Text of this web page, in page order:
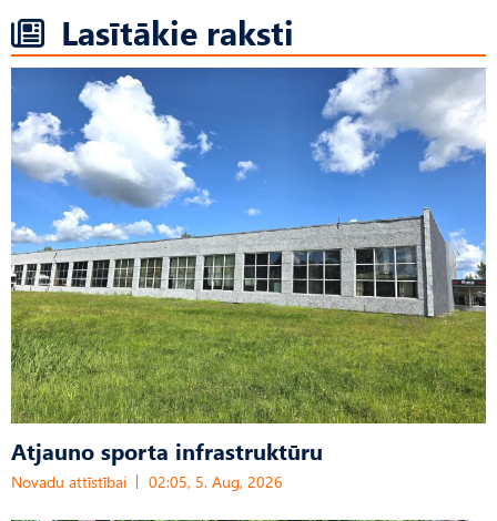
Lasītākie raksti
Atjauno sporta infrastruktūru
Novadu attīstībai 02:05, 5. Aug, 2026